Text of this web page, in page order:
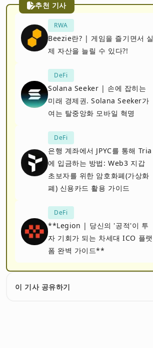
추천 기사
RWA
Beezie란? | 게임을 즐기면서 실
제 자산을 늘릴 수 있다?!
DeFi
Solana Seeker | 손에 잡히는
미래 경제권. Solana Seeker가
여는 탈중앙화 모바일 혁명
DeFi
은행 계좌에서 JPYC를 통해 Tria
에 입금하는 방법: Web3 지갑
초보자를 위한 암호화폐(가상화
폐) 신용카드 활용 가이드
DeFi
**Legion | 당신의 '공적'이 투
자 기회가 되는 차세대 ICO 플랫
폼 완벽 가이드**
이 기사 공유하기